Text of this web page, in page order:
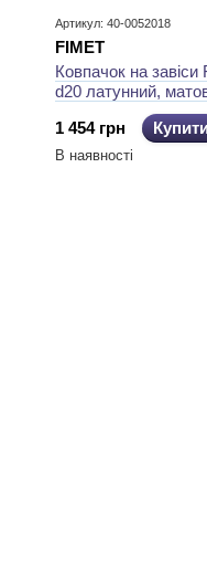
Артикул: 40-0052018
FIMET
Ковпачок на
d20 латунний,
1 454 грн
В наявності